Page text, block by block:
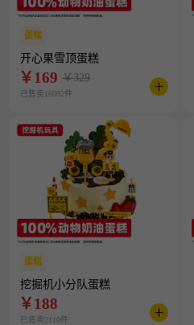
蛋糕
开心果雪顶蛋糕
￥169 ￥329
已售卖16092件
蛋糕
挖掘机小分队蛋糕
￥188
已售卖2110件